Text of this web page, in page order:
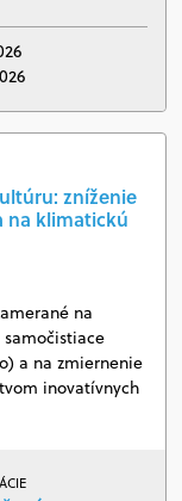
zníženie
na klimatickú
na
a na zmiernenie
inovatívnych